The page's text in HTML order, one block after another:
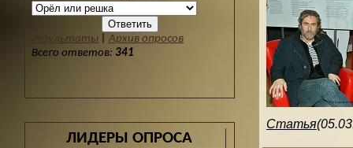
Результаты
Архив опросов
Всего ответов: 341
ЛИДЕРЫ ОПРОСА
Статья